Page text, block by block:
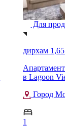
Для
дирхам
в Lagoon
Город
1